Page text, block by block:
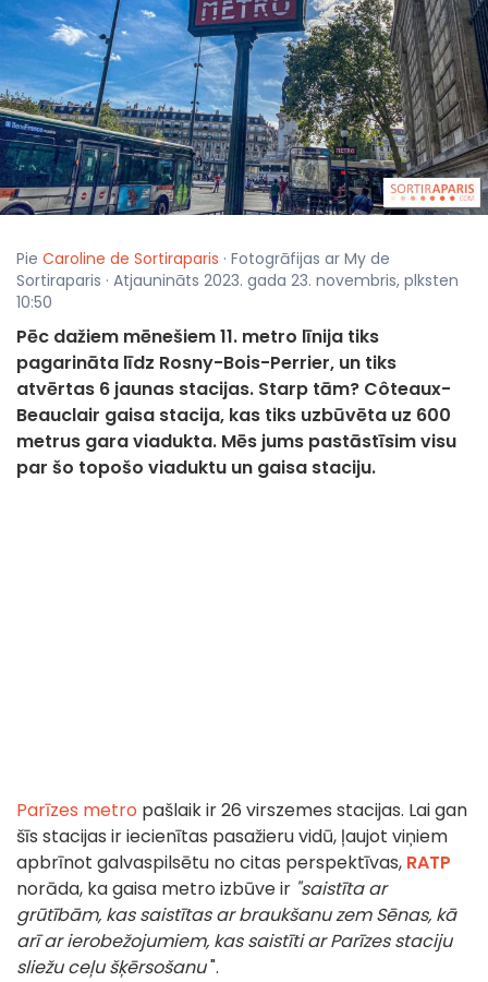
Pie Caroline de Sortiraparis · Fotogrāfijas ar My de
Sortiraparis · Atjaunināts 2023. gada 23. novembris, plksten
10:50
Pēc dažiem mēnešiem 11. metro līnija tiks
pagarināta līdz Rosny-Bois-Perrier, un tiks
atvērtas 6 jaunas stacijas. Starp tām? Côteaux-
Beauclair gaisa stacija, kas tiks uzbūvēta uz 600
metrus gara viadukta. Mēs jums pastāstīsim visu
par šo topošo viaduktu un gaisa staciju.
Parīzes metro pašlaik ir 26 virszemes stacijas. Lai gan
šīs stacijas ir iecienītas pasažieru vidū, ļaujot viņiem
apbrīnot galvaspilsētu no citas perspektīvas, RATP
norāda, ka gaisa metro izbūve ir "saistīta ar
grūtībām, kas saistītas ar braukšanu zem Sēnas, kā
arī ar ierobežojumiem, kas saistīti ar Parīzes staciju
sliežu ceļu šķērsošanu".